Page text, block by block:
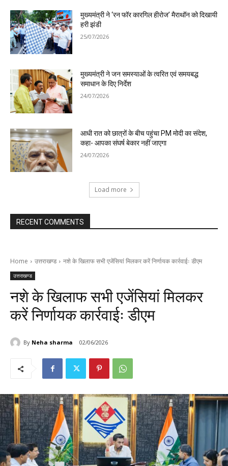
मुख्यमंत्री ने ‘रन फॉर कारगिल हीरोज’ मैराथॉन को दिखायी
हरी झंडी
25/07/2026
मुख्यमंत्री ने जन समस्याओं के त्वरित एवं समयबद्ध
समाधान के दिए निर्देश
24/07/2026
आधी रात को छात्रों के बीच पहुंचा PM मोदी का संदेश,
कहा- आपका संघर्ष बेकार नहीं जाएगा
24/07/2026
Load more
RECENT COMMENTS